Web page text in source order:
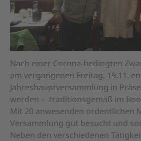
Intern
Nach einer Corona-bedingten
am vergangenen Freitag, 19.11.
Jahreshauptversammlung in
werden – traditionsgemäß im
Mit 20 anwesenden ordentlichen
Versammlung gut besucht und
Neben den verschiedenen